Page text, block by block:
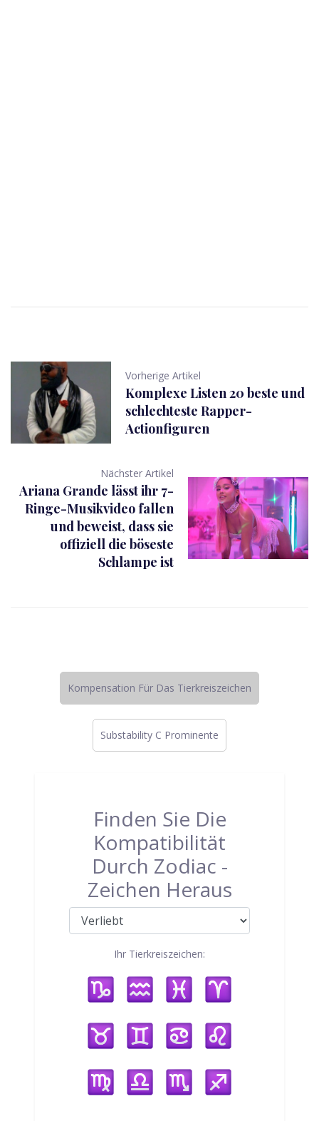
Vorherige Artikel
Komplexe Listen 20 beste und
schlechteste Rapper-
Actionfiguren
Nächster Artikel
Ariana Grande lässt ihr 7-
Ringe-Musikvideo fallen
und beweist, dass sie
offiziell die böseste
Schlampe ist
Kompensation Für Das Tierkreiszeichen
Substability C Prominente
Finden Sie Die
Kompatibilität
Durch Zodiac -
Zeichen Heraus
Ihr Tierkreiszeichen: